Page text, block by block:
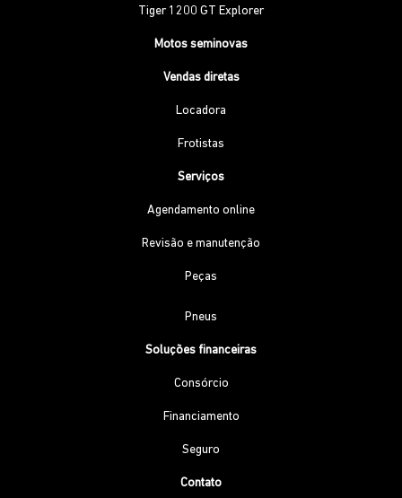
Tiger 1200 GT Explorer
Motos seminovas
Vendas diretas
Locadora
Frotistas
Serviços
Agendamento online
Revisão e manutenção
Peças
Pneus
Soluções financeiras
Consórcio
Financiamento
Seguro
Contato